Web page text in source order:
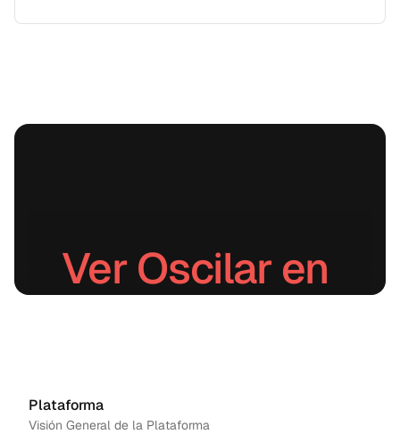
Ver Oscilar en
Plataforma
Visión General de la Plataforma